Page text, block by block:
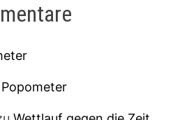
Popometer